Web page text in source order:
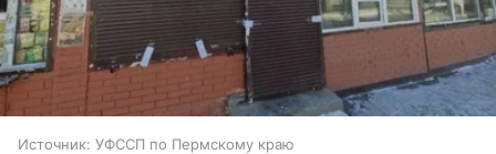
Источник: УФССП по Пермскому краю